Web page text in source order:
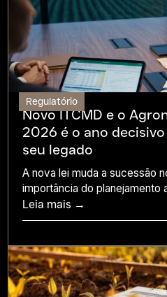
Regulatório
Novo ITCMD e o
2026 é o ano
seu legado
A nova lei muda a sucessão
importância do planejamento
Leia mais →